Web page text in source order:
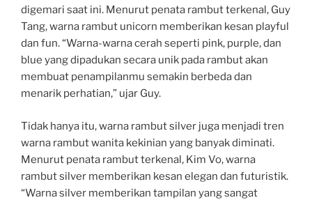
digemari saat ini. Menurut penata rambut terkenal, Guy
Tang, warna rambut unicorn memberikan kesan playful
dan fun. “Warna-warna cerah seperti pink, purple, dan
blue yang dipadukan secara unik pada rambut akan
membuat penampilanmu semakin berbeda dan
menarik perhatian,” ujar Guy.
Tidak hanya itu, warna rambut silver juga menjadi tren
warna rambut wanita kekinian yang banyak diminati.
Menurut penata rambut terkenal, Kim Vo, warna
rambut silver memberikan kesan elegan dan futuristik.
“Warna silver memberikan tampilan yang sangat